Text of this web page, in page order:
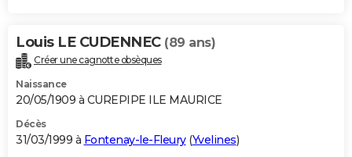
Louis LE CUDENNEC (89 ans)
Créer une cagnotte obsèques
Naissance
20/05/1909 à CUREPIPE ILE MAURICE
Décès
31/03/1999 à Fontenay-le-Fleury(Yvelines)